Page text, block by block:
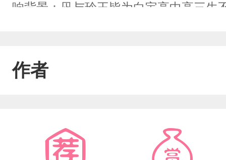
响背景：凪与玲王皆为白宝高中高三生
作者